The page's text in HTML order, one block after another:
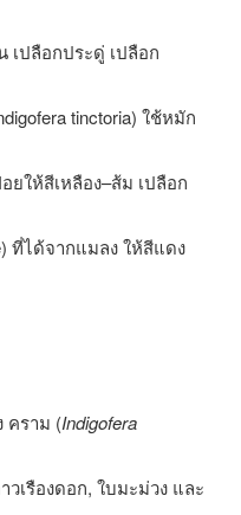
เปลือกประดู่ เปลือก
tinctoria) ใช้หมัก
ให้สีเหลือง–ส้ม เปลือก
ที่ได้จากแมลง ให้สีแดง
คราม (Indigofera
รืองดอก, ใบมะม่วง และ